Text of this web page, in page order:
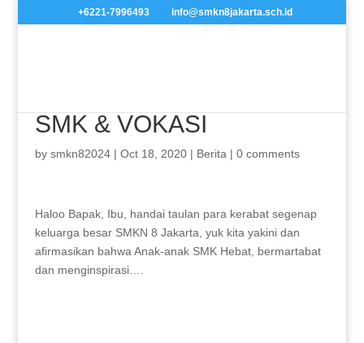
+6221-7996493 info@smkn8jakarta.sch.id
SMK & VOKASI
bysmkn82024 |Oct 18, 2020 |Berita|0 comments
Haloo Bapak, Ibu, handai taulan para kerabat
segenap keluarga besar SMKN 8 Jakarta, yuk kita
yakini dan afirmasikan bahwa Anak-anak SMK Hebat,
bermartabat dan menginspirasi….